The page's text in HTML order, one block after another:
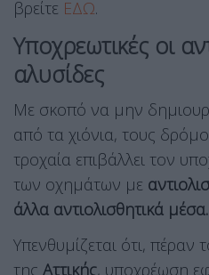
βρείτε ΕΔΩ.
Υποχρεωτικές οι
αλυσίδες
Με σκοπό να μην
από τα χιόνια, τους
τροχαία επιβάλλει τον
των οχημάτων με
άλλα αντιολισθητικά μέσα.
Υπενθυμίζεται ότι, πέραν
της Αττικής, υποχρέωση